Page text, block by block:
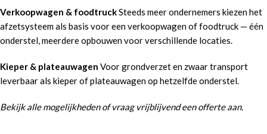
Verkoopwagen & foodtruckSteeds meer ondernemers kiezen het
afzetsysteem als basis voor een verkoopwagen of foodtruck — één
onderstel, meerdere opbouwen voor verschillende locaties.
Kieper & plateauwagen Voor grondverzet en zwaar transport
leverbaar als kieper of plateauwagen op hetzelfde onderstel.
Bekijk alle mogelijkheden of vraag vrijblijvend een offerte aan.